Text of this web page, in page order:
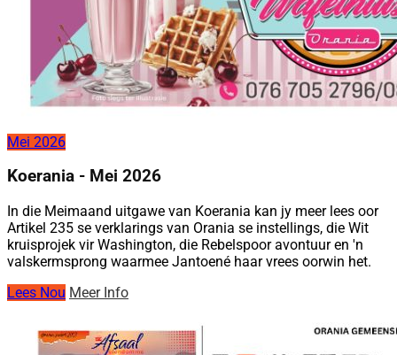
Mei 2026
Koerania - Mei 2026
In die Meimaand uitgawe van Koerania kan jy meer lees oor
Artikel 235 se verklarings van Orania se instellings, die Wit
kruisprojek vir Washington, die Rebelspoor avontuur en 'n
valskermsprong waarmee Jantoené haar vrees oorwin het.
Lees Nou Meer Info